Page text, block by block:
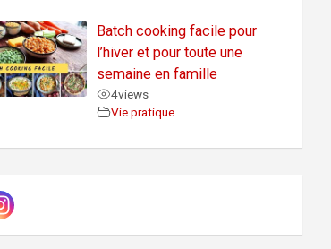
Batch cooking facile pour
l’hiver et pour toute une
semaine en famille
4views
Vie pratique